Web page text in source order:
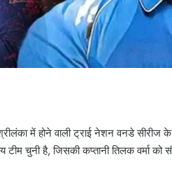
में होने वाली ट्राई नेशन वनडे सीरीज
चुनी है, जिसकी कप्तानी तिलक वर्मा को